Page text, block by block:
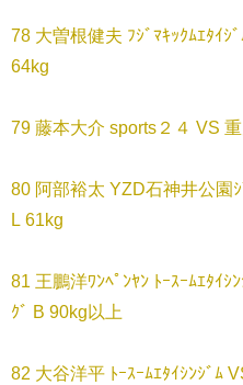
78 大曽根健夫 ﾌｼﾞﾏｷｯｸﾑｴﾀｲｼ
64kg
79 藤本大介 sports２４ VS
80 阿部裕太 YZD石神井公園
L 61kg
81 王鵬洋ﾜﾝﾍﾟﾝﾔﾝ ﾄｰｽｰﾑｴﾀｲｼ
ｸﾞ B 90kg以上
82 大谷洋平 ﾄｰｽｰﾑｴﾀｲｼﾝｼﾞﾑ